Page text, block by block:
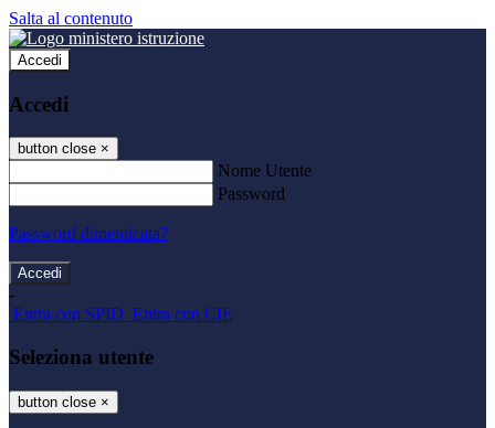
Salta al contenuto
Accedi
Accedi
button close ×
Nome Utente
Password
Password dimenticata?
-
Entra con SPID Entra con CIE
Seleziona utente
button close ×